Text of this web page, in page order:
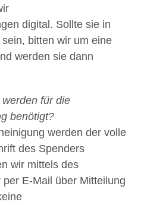
digital. Sollte sie in
bitten wir um eine
werden sie dann
für die
benötigt?
werden der volle
des Spenders
wir mittels des
E-Mail über Mitteilung